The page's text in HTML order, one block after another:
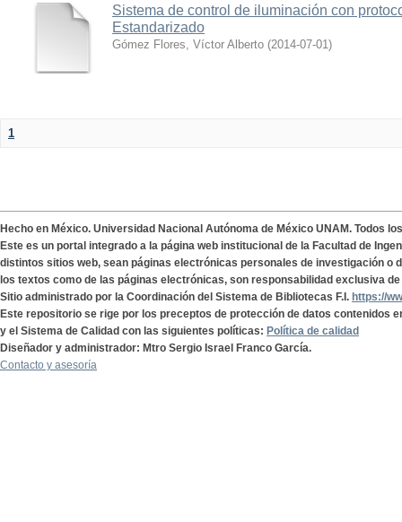
Sistema de control de iluminación con
Estandarizado
Gómez Flores, Víctor Alberto (2014-07-01)
1
Hecho en México. Universidad Nacional Autónoma de México UNAM. Todos
Este es un portal integrado a la página web institucional de la Facultad de
distintos sitios web, sean páginas electrónicas personales de investigación o
los textos como de las páginas electrónicas, son responsabilidad exclusiva
Sitio administrado por la Coordinación del Sistema de Bibliotecas F.I. https://
Este repositorio se rige por los preceptos de protección de datos contenidos
y el Sistema de Calidad con las siguientes políticas: Política de calidad
Diseñador y administrador: Mtro Sergio Israel Franco García.
Contacto y asesoría